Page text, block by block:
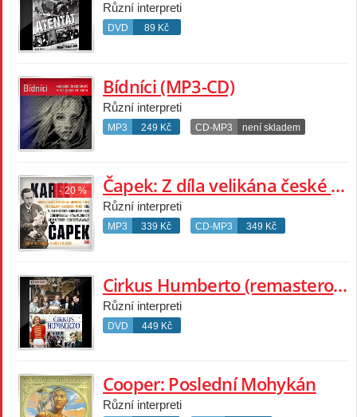
Různí interpreti
DVD 89 Kč
Bídníci (MP3-CD)
Různí interpreti
MP3 249 Kč CD-MP3 není skladem
- 20 % Čapek: Z díla velikána české i světové literatury
Různí interpreti
MP3 339 Kč CD-MP3 349 Kč
Cirkus Humberto (remasterovaná reedice)
Různí interpreti
DVD 449 Kč
Cooper: Poslední Mohykán
Různí interpreti